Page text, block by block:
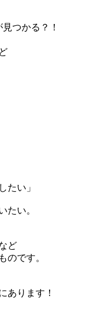
つかる？！
たい」
たい。
ど
のです。
あります！